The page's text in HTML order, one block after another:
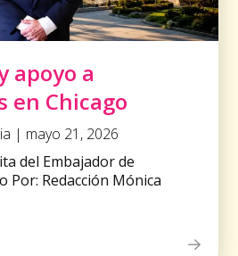
apoyo a
en Chicago
| mayo 21, 2026
del Embajador de
Por: Redacción Mónica